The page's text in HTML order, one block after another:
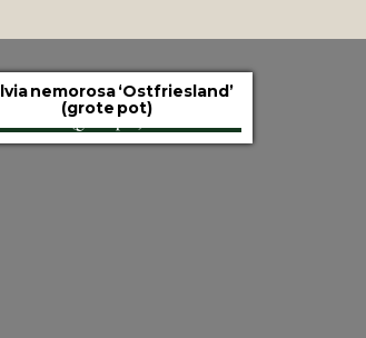
nemorosa ‘Ostfriesland’
(grote pot)